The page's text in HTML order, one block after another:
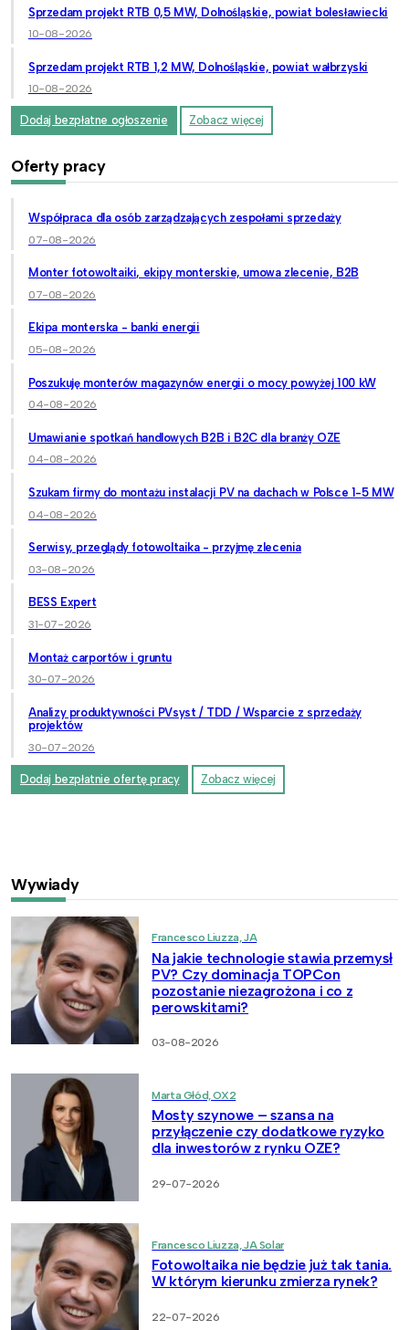
Sprzedam projekt RTB 0,5 MW, Dolnośląskie, powiat bolesławiecki
10-08-2026
Sprzedam projekt RTB 1,2 MW, Dolnośląskie, powiat wałbrzyski
10-08-2026
Dodaj bezpłatne ogłoszenie Zobacz więcej
Oferty pracy
Współpraca dla osób zarządzających zespołami sprzedaży
07-08-2026
Monter fotowoltaiki, ekipy monterskie, umowa zlecenie, B2B
07-08-2026
Ekipa monterska - banki energii
05-08-2026
Poszukuję monterów magazynów energii o mocy powyżej 100 kW
04-08-2026
Umawianie spotkań handlowych B2B i B2C dla branży OZE
04-08-2026
Szukam firmy do montażu instalacji PV na dachach w Polsce 1-5 MW
04-08-2026
Serwisy, przeglądy fotowoltaika - przyjmę zlecenia
03-08-2026
BESS Expert
31-07-2026
Montaż carportów i gruntu
30-07-2026
Analizy produktywności PVsyst / TDD / Wsparcie z sprzedaży
projektów
30-07-2026
Dodaj bezpłatnie ofertę pracy Zobacz więcej
Wywiady
Francesco Liuzza, JA
Na jakie technologie stawia przemysł
PV? Czy dominacja TOPCon
pozostanie niezagrożona i co z
perowskitami?
03-08-2026
Marta Głód, OX2
Mosty szynowe – szansa na
przyłączenie czy dodatkowe ryzyko
dla inwestorów z rynku OZE?
29-07-2026
Francesco Liuzza, JA Solar
Fotowoltaika nie będzie już tak tania.
W którym kierunku zmierza rynek?
22-07-2026